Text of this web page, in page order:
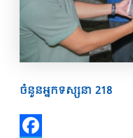
ចំនួនអ្នកទស្សនា 218